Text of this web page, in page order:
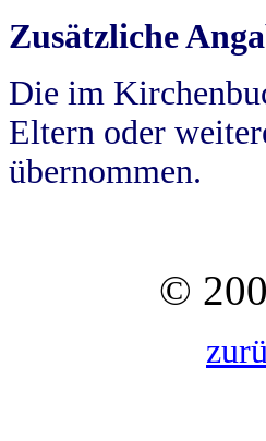
Zusätzliche
Die im
Eltern oder
übernommen.
©